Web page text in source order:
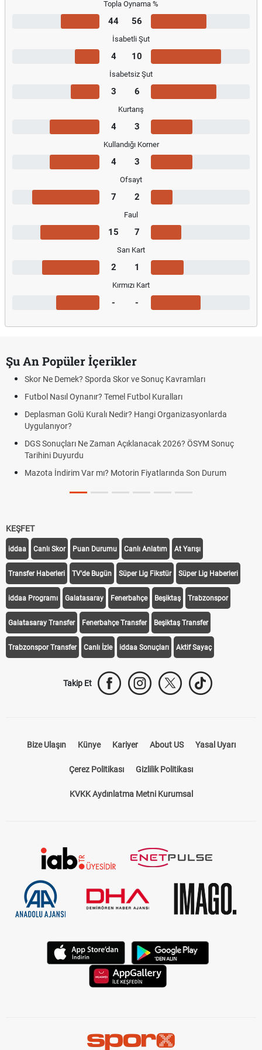
Topla Oynama %
44 56
İsabetli Şut
4 10
İsabetsiz Şut
3 6
Kurtarış
4 3
Kullandığı Korner
4 3
Ofsayt
7 2
Faul
15 7
Sarı Kart
2 1
Kırmızı Kart
- -
Şu An Popüler İçerikler
Skor Ne Demek? Sporda Skor ve Sonuç Kavramları
Futbol Nasıl Oynanır? Temel Futbol Kuralları
Deplasman Golü Kuralı Nedir? Hangi Organizasyonlarda
Uygulanıyor?
DGS Sonuçları Ne Zaman Açıklanacak 2026? ÖSYM Sonuç
Tarihini Duyurdu
Mazota İndirim Var mı? Motorin Fiyatlarında Son Durum
KEŞFET
iddaa Canlı Skor Puan Durumu Canlı Anlatım At Yarışı
Transfer Haberleri TV'de Bugün Süper Lig Fikstür Süper Lig Haberleri
iddaa Programı Galatasaray Fenerbahçe Beşiktaş Trabzonspor
Galatasaray Transfer Fenerbahçe Transfer Beşiktaş Transfer
Trabzonspor Transfer Canlı İzle iddaa Sonuçları Aktif Sayaç
Takip Et
Bize Ulaşın Künye Kariyer About US Yasal Uyarı
Çerez Politikası Gizlilik Politikası
KVKK Aydınlatma Metni Kurumsal